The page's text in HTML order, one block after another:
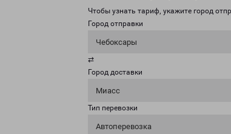
Чтобы узнать тариф, укажите город
Город отправки
Чебоксары
⇄
Город доставки
Миасс
Тип перевозки
Автоперевозка